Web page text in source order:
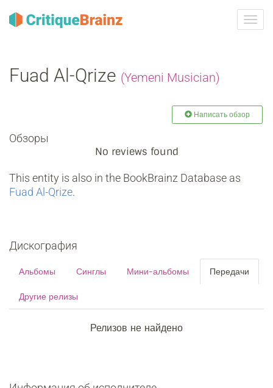
Fuad Al-Qrize (Yemeni Musician)
Написать обзор
Обзоры
No reviews found
This entity is also in the BookBrainz Database as
Fuad Al-Qrize.
Дискография
Альбомы Синглы Мини-альбомы Передачи
Другие релизы
Релизов не найдено